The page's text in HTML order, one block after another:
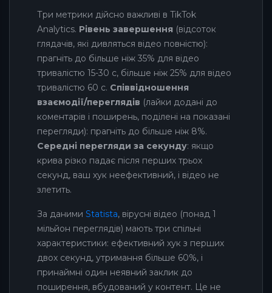
Три метрики дійсно важливі в TikTok
Analytics. Рівень завершення (відсоток
глядачів, які дивляться відео повністю):
прагніть до більше ніж 35% для відео
тривалістю 15-30 с, більше ніж 25% для відео
тривалістю 60 с. Співвідношення
взаємодії/переглядів (лайки додані до
коментарів і поширень, поділені на показані
перегляди): прагніть до більше ніж 8%.
Середні перегляди за секунду: якщо
крива різко падає після перших трьох
секунд, ваш хук неефективний, і відео не
злетить.
За даними Statista, вірусні відео (понад 1
мільйон переглядів) мають три спільні
характеристики: ефективний хук з перших
двох секунд, утримання більше 60%, і
принаймні один неявний заклик до
поширення, вбудований у контент. Це не